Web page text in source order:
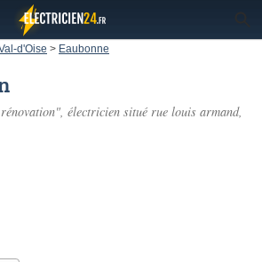
d'Oise > Eaubonne
électricien situé rue louis armand,